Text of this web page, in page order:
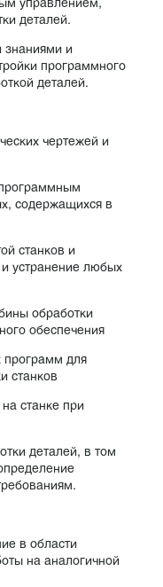
деталей.
знаниями и
программного
деталей.
чертежей и
содержащихся в
станков и
устранение любых
обработки
обеспечения
программ для
станков
станке при
деталей, в том
в области
на аналогичной